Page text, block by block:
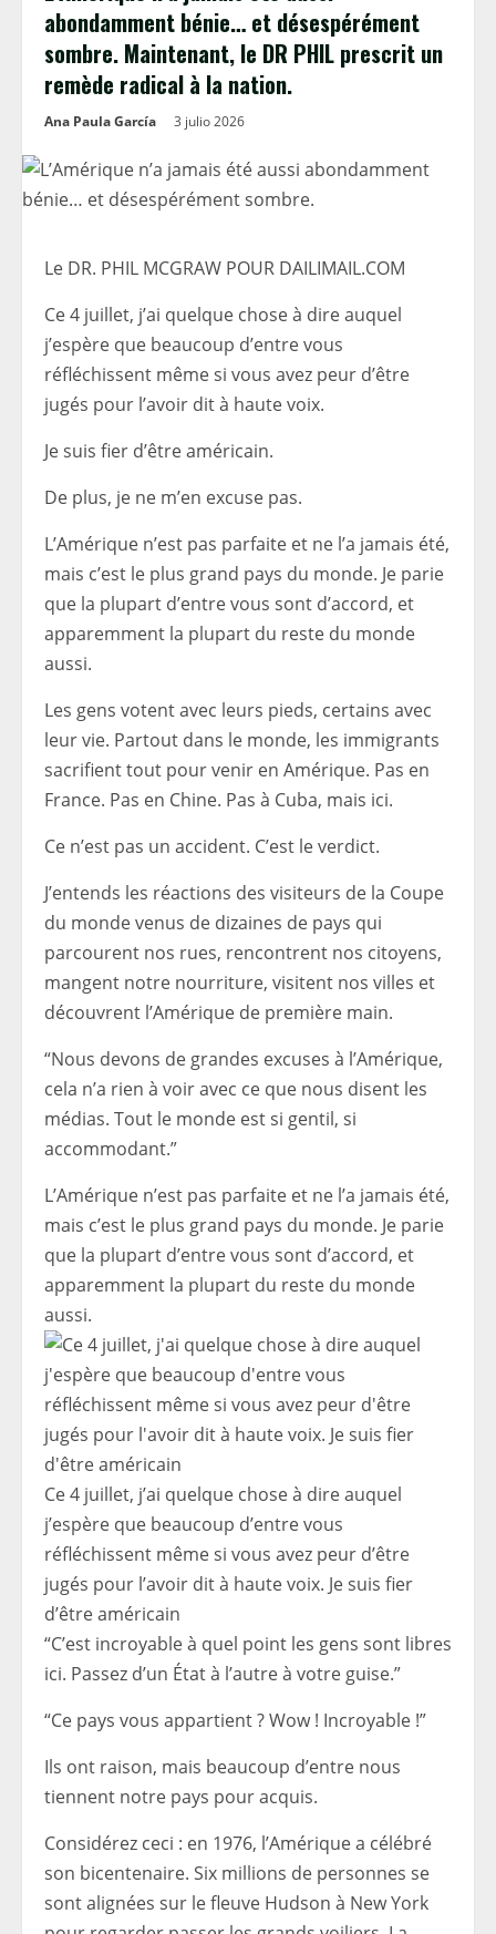
abondamment bénie… et désespérément
sombre. Maintenant, le DR PHIL prescrit un
remède radical à la nation.
Ana Paula García 3 julio 2026
Le DR. PHIL MCGRAW POUR DAILIMAIL.COM
Ce 4 juillet, j’ai quelque chose à dire auquel
j’espère que beaucoup d’entre vous
réfléchissent même si vous avez peur d’être
jugés pour l’avoir dit à haute voix.
Je suis fier d’être américain.
De plus, je ne m’en excuse pas.
L’Amérique n’est pas parfaite et ne l’a jamais été,
mais c’est le plus grand pays du monde. Je parie
que la plupart d’entre vous sont d’accord, et
apparemment la plupart du reste du monde
aussi.
Les gens votent avec leurs pieds, certains avec
leur vie. Partout dans le monde, les immigrants
sacrifient tout pour venir en Amérique. Pas en
France. Pas en Chine. Pas à Cuba, mais ici.
Ce n’est pas un accident. C’est le verdict.
J’entends les réactions des visiteurs de la Coupe
du monde venus de dizaines de pays qui
parcourent nos rues, rencontrent nos citoyens,
mangent notre nourriture, visitent nos villes et
découvrent l’Amérique de première main.
“Nous devons de grandes excuses à l’Amérique,
cela n’a rien à voir avec ce que nous disent les
médias. Tout le monde est si gentil, si
accommodant.”
L’Amérique n’est pas parfaite et ne l’a jamais été,
mais c’est le plus grand pays du monde. Je parie
que la plupart d’entre vous sont d’accord, et
apparemment la plupart du reste du monde
aussi.
Ce 4 juillet, j’ai quelque chose à dire auquel
j’espère que beaucoup d’entre vous
réfléchissent même si vous avez peur d’être
jugés pour l’avoir dit à haute voix. Je suis fier
d’être américain
“C’est incroyable à quel point les gens sont libres
ici. Passez d’un État à l’autre à votre guise.”
“Ce pays vous appartient ? Wow ! Incroyable !”
Ils ont raison, mais beaucoup d’entre nous
tiennent notre pays pour acquis.
Considérez ceci : en 1976, l’Amérique a célébré
son bicentenaire. Six millions de personnes se
sont alignées sur le fleuve Hudson à New York